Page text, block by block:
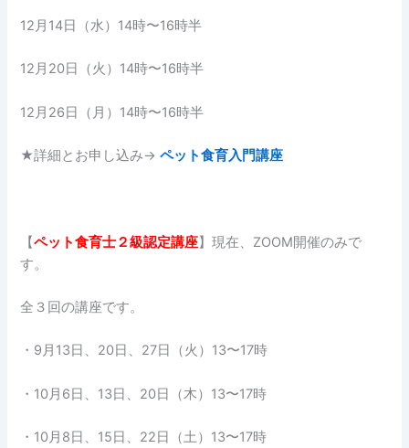
12月14日（水）14時〜16時半
12月20日（火）14時〜16時半
12月26日（月）14時〜16時半
★詳細とお申し込み→ペット食育入門講座
【ペット食育士２級認定講座】現在、ZOOM開催のみで
す。
全３回の講座です。
・9月13日、20日、27日（火）13〜17時
・10月6日、13日、20日（木）13〜17時
・10月8日、15日、22日（土）13〜17時